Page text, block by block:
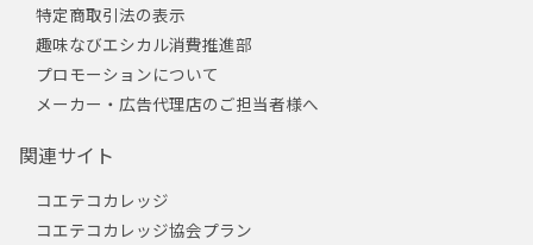
特定商取引法の表示
趣味なびエシカル消費推進部
プロモーションについて
メーカー・広告代理店のご担当者様へ
関連サイト
コエテコカレッジ
コエテコカレッジ協会プラン